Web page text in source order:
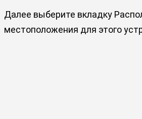
Далее выберите вкладку
местоположения для этого